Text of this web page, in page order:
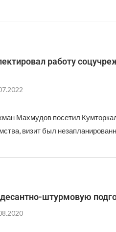
работу
Махмудов посетил
визит был
штурмовую